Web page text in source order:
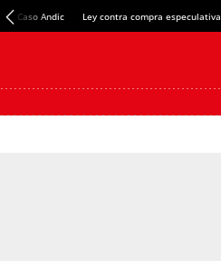
Caso Andic Ley contra compra especulativa